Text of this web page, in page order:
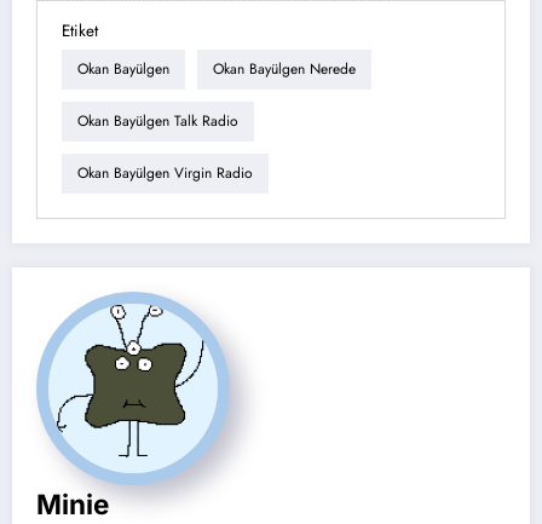
Etiket
Okan Bayülgen Okan Bayülgen Nerede
Okan Bayülgen Talk Radio
Okan Bayülgen Virgin Radio
Minie